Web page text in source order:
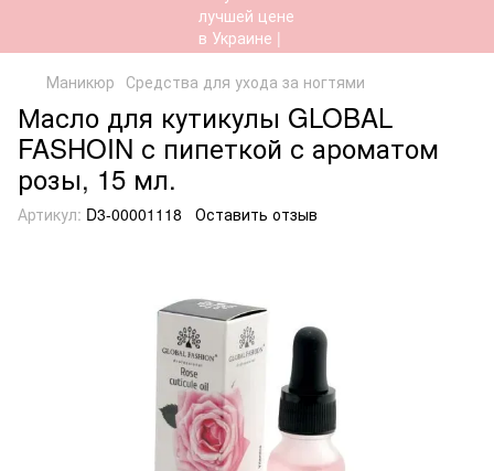
Маникюр Средства для ухода за ногтями
Масло для кутикулы GLOBAL
FASHOIN с пипеткой с ароматом
розы, 15 мл.
Артикул: D3-00001118 Оставить отзыв